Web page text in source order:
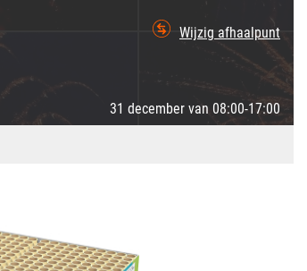
Wijzig afhaalpunt
31 december van 08:00-17:00